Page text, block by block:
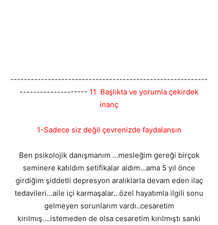
----------------------------------------------------------
-------------------- 11 Başlıkta ve yorumla çekirdek
inanç
1-Sadece siz değil çevrenizde faydalansın
Ben psikolojik danışmanım ...mesleğim gereği birçok
seminere katıldım setifikalar aldım...ama 5 yıl önce
girdiğim şiddetli depresyon aralıklarla devam eden ilaç
tedavileri...aile içi karmaşalar...özel hayatımla ilgili sonu
gelmeyen sorunlarım vardı..cesaretim
kırılmış....istemeden de olsa cesaretim kırılmıştı sanki